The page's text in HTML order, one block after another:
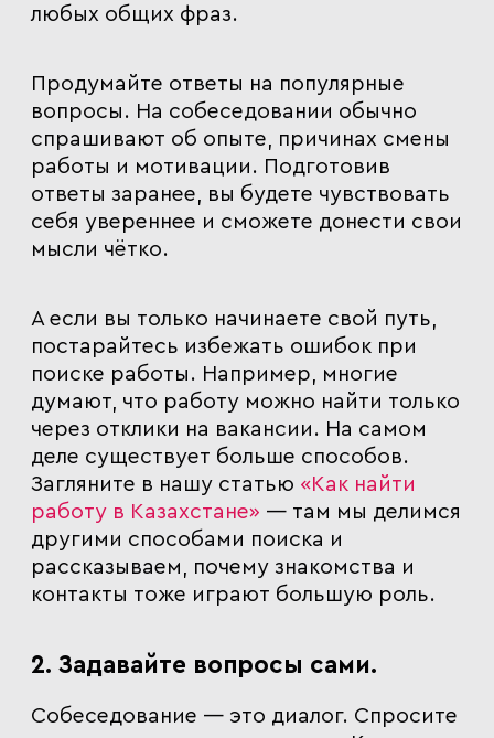
любых общих фраз.
П родумайте ответы на популярные
вопросы. На собеседовании обычно
спрашивают об опыте, причинах смены
работы и мотивации. Подготовив
ответы заранее, вы будете чувствовать
себя увереннее и сможете донести свои
мысли чётко.
А если вы только начинаете свой путь,
постарайтесь избежать ошибок при
поиске работы. Например, многие
думают, что работу можно найти только
через отклики на вакансии. На самом
деле существует больше способов.
Загляните в нашу статью «Как найти
работу в Казахстане» — там мы делимся
другими способами поиска и
рассказываем, почему знакомства и
контакты тоже играют большую роль.
2. Задавайте вопросы сами.
Собеседование — это диалог. Спросите